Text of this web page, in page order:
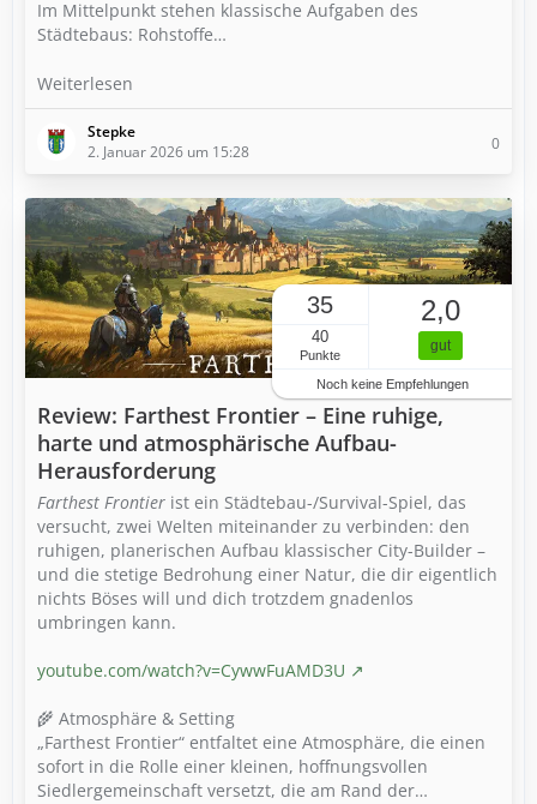
Im Mittelpunkt stehen klassische Aufgaben des
Städtebaus: Rohstoffe…
Weiterlesen
Stepke
2. Januar 2026 um 15:28
0
35
40
Punkte
2,0
gut
Noch keine Empfehlungen
Review: Farthest Frontier – Eine ruhige,
harte und atmosphärische Aufbau-
Herausforderung
Farthest Frontier ist ein Städtebau-/Survival-Spiel, das
versucht, zwei Welten miteinander zu verbinden: den
ruhigen, planerischen Aufbau klassischer City-Builder –
und die stetige Bedrohung einer Natur, die dir eigentlich
nichts Böses will und dich trotzdem gnadenlos
umbringen kann.
youtube.com/watch?v=CywwFuAMD3U
🌾 Atmosphäre & Setting
„Farthest Frontier“ entfaltet eine Atmosphäre, die einen
sofort in die Rolle einer kleinen, hoffnungsvollen
Siedlergemeinschaft versetzt, die am Rand der…